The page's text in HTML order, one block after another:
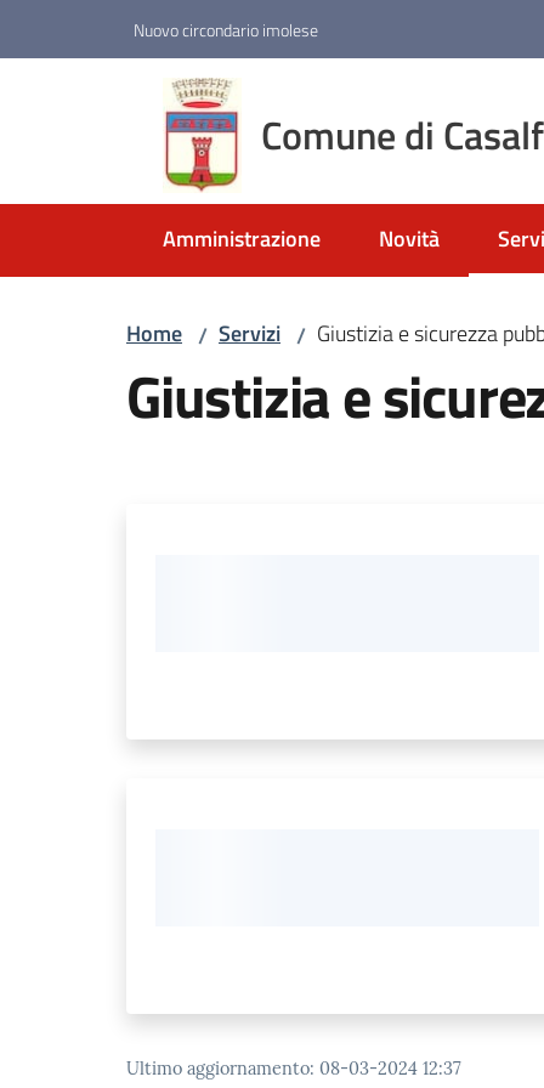
Nuovo circondario imolese
Comune di
Amministrazione Novità
Home / Servizi / Giustizia e sicurezza
Giustizia e
Ultimo aggiornamento: 08-03-2024 12:37